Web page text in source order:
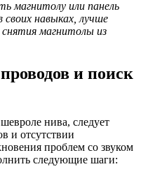
магнитолу или панель
своих навыках, лучше
снятия магнитолы из
и поиск
нива, следует
и отсутствии
проблем со звуком
следующие шаги: